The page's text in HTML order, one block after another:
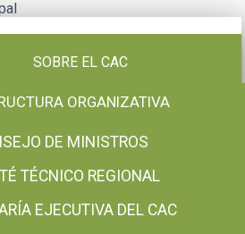
SOBRE EL CAC
ORGANIZATIVA
DE MINISTROS
TÉCNICO REGIONAL
EJECUTIVA DEL CAC